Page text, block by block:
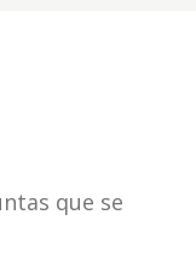
que se